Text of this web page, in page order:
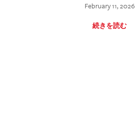
February 11, 2026
続きを読む